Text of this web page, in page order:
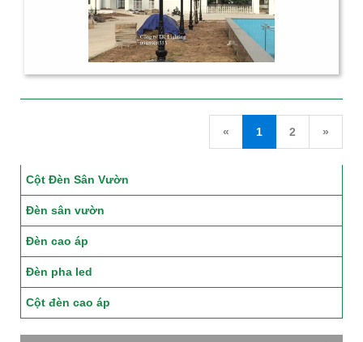
« 1 2 »
Cột Đèn Sân Vườn
Đèn sân vườn
Đèn cao áp
Đèn pha led
Cột đèn cao áp